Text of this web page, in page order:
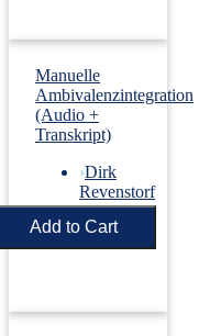
Manuelle
Ambivalenzintegration
(Audio +
Transkript)
›Dirk
Revenstorf
Price: €5.50